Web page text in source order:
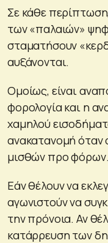
Σε κάθε
των «παλαιών»
σταματήσουν
αυξάνονται.
Ομοίως, είναι
φορολογία και η
χαμηλού
ανακατανομή όταν
μισθών προ φόρων.
Εάν θέλουν να
αγωνιστούν να
την πρόνοια. Αν
κατάρρευση των